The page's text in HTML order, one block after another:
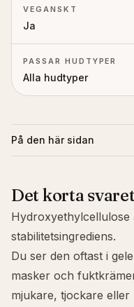
VEGANSKT
Ja
PASSAR HUDTYPER
Alla hudtyper
På den här sidan
Det korta svaret
stabilitetsingrediens.
Du ser den oftast i
masker och
mjukare, tjockare eller